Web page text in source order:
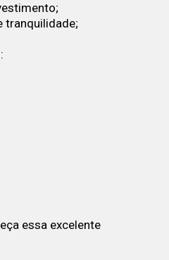
tranquilidade;
essa excelente